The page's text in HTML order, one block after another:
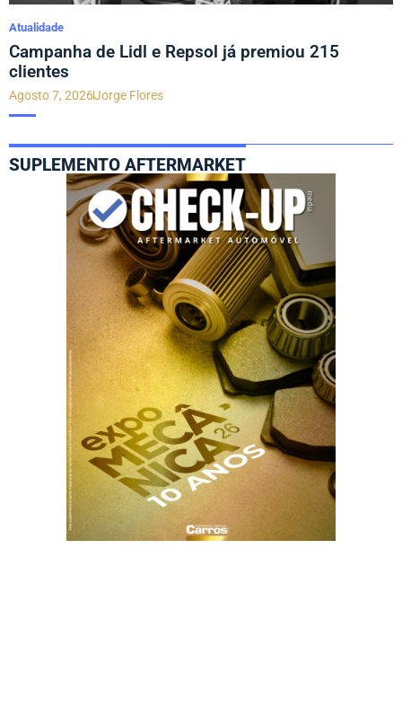
Atualidade
Campanha de Lidl e Repsol já premiou 215
clientes
Agosto 7, 2026Jorge Flores
SUPLEMENTO AFTERMARKET